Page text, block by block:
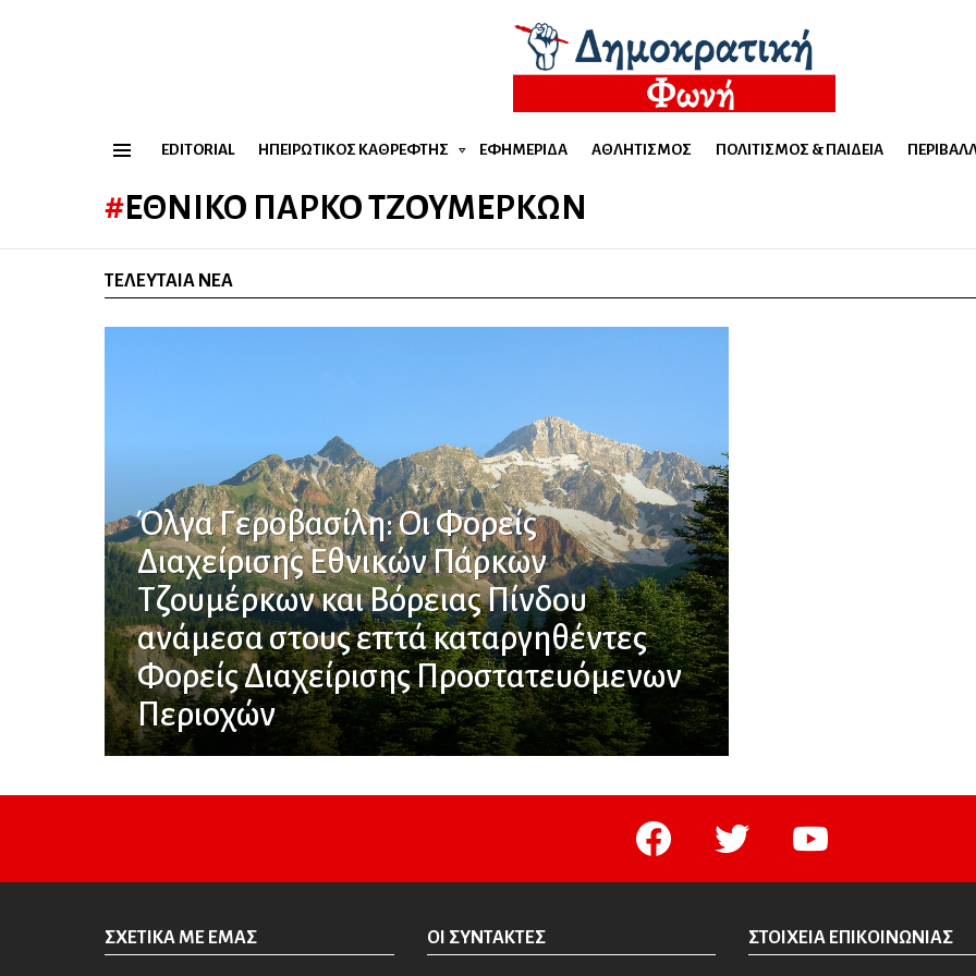
EDITORIAL ΗΠΕΙΡΏΤΙΚΟΣ ΚΑΘΡΈΦΤΗΣ ΕΦΗΜΕΡΊΔΑ ΑΘΛΗΤΙΣΜΌΣ ΠΟΛΙΤΙΣΜΌΣ & ΠΑΙΔΕΊΑ
ΕΘΝΙΚΌ ΠΆΡΚΟ ΤΖΟΥΜΈΡΚΩΝ
ΤΕΛΕΥΤΑΊΑ ΝΈΑ
Όλγα Γεροβασίλη: Οι Φορείς
Διαχείρισης Εθνικών Πάρκων
Τζουμέρκων και Βόρειας Πίνδου
ανάμεσα στους επτά καταργηθέντες
Φορείς Διαχείρισης Προστατευόμενων
Περιοχών
facebook twitter youtube
ΣΧΕΤΙΚΆ ΜΕ ΕΜΆΣ ΟΙ ΣΥΝΤΆΚΤΕΣ ΣΤΟΙΧΕΊΑ ΕΠΙΚΟΙΝΩΝΊΑΣ